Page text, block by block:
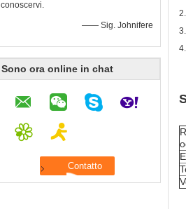
conoscervi.
—— Sig. Johnifere
Sono ora online in chat
2.
3.
4.